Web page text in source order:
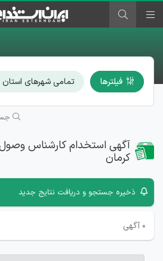
فیلترها تمامی شهرهای استان
آگهی استخدام کارشناس
کرمان
ذخیره جستجو و دریافت نتایج جدید
۰ آگهی